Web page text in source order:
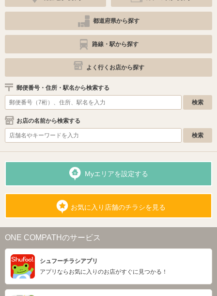
都道府県から探す
路線・駅から探す
よく行くお店から探す
郵便番号・住所・駅名から検索する
お店の名前から検索する
Myエリアを設定する
お気に入り店舗のチラシを見る
ONE COMPATHのサービス
シュフーチラシアプリ
アプリならお気に入りのお店がすぐに見つかる！